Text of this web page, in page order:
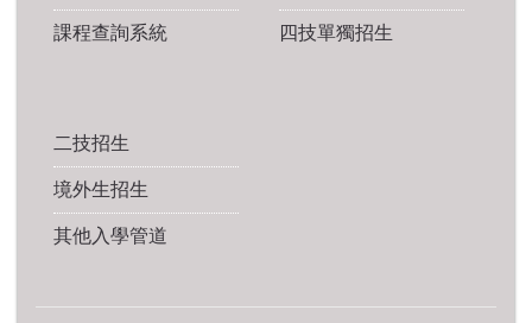
課程查詢系統 四技單獨招生
二技招生
境外生招生
其他入學管道